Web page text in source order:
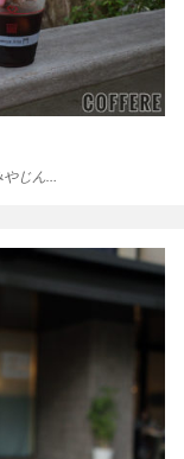
じん…